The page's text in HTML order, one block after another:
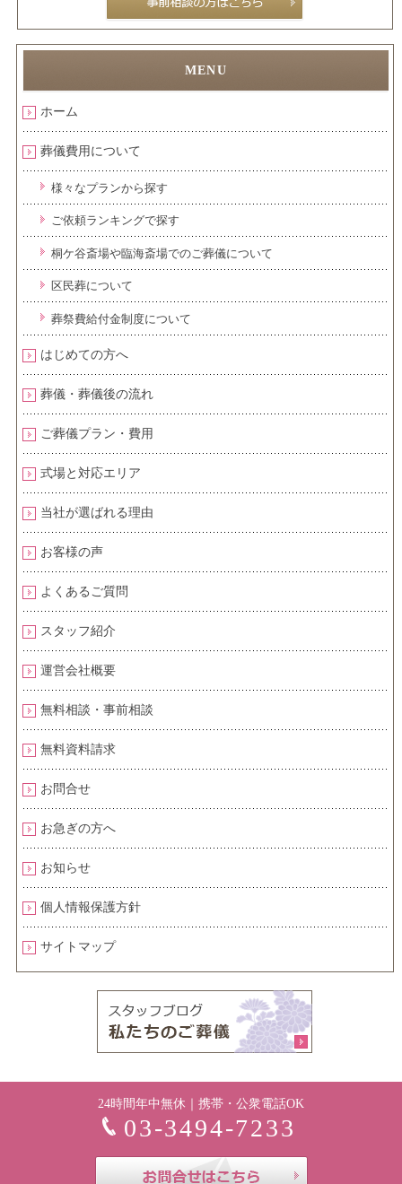
ホーム
葬儀費用について
様々なプランから探す
ご依頼ランキングで探す
桐ケ谷斎場や臨海斎場でのご葬儀について
区民葬について
葬祭費給付金制度について
はじめての方へ
葬儀・葬儀後の流れ
ご葬儀プラン・費用
式場と対応エリア
当社が選ばれる理由
お客様の声
よくあるご質問
スタッフ紹介
運営会社概要
無料相談・事前相談
無料資料請求
お問合せ
お急ぎの方へ
お知らせ
個人情報保護方針
サイトマップ
24時間年中無休｜携帯・公衆電話OK
03-3494-7233